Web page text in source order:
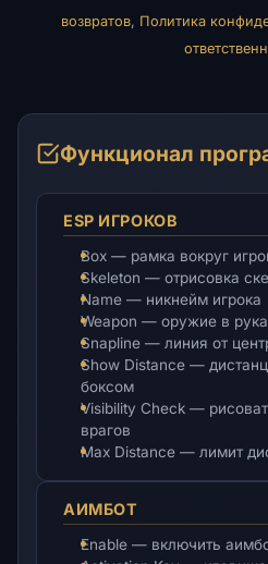
возвратов, Политика
Функционал
ESP ИГРОКОВ
Box — рамка вокруг
Skeleton — отрисовка
Name — никнейм игрока
Weapon — оружие в
Snapline — линия от
Show Distance —
боксом
Visibility Check —
врагов
Max Distance — лимит
АИМБОТ
Enable — включить